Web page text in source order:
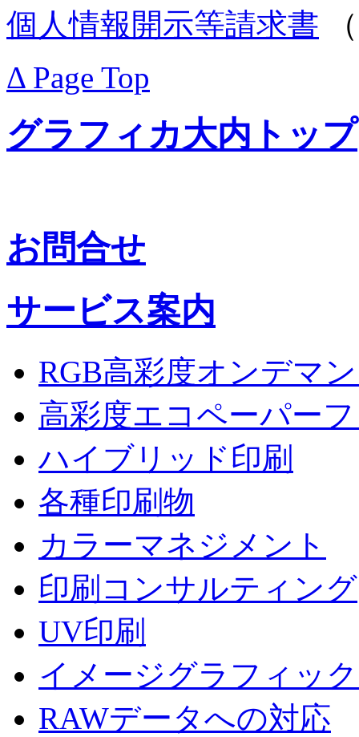
個人情報開示等請求書
Δ Page Top
グラフィカ大内トップ
お問合せ
サービス案内
RGB高彩度オンデマ
高彩度エコペーパー
ハイブリッド印刷
各種印刷物
カラーマネジメント
印刷コンサルティング
UV印刷
イメージグラフィッ
RAWデータへの対応